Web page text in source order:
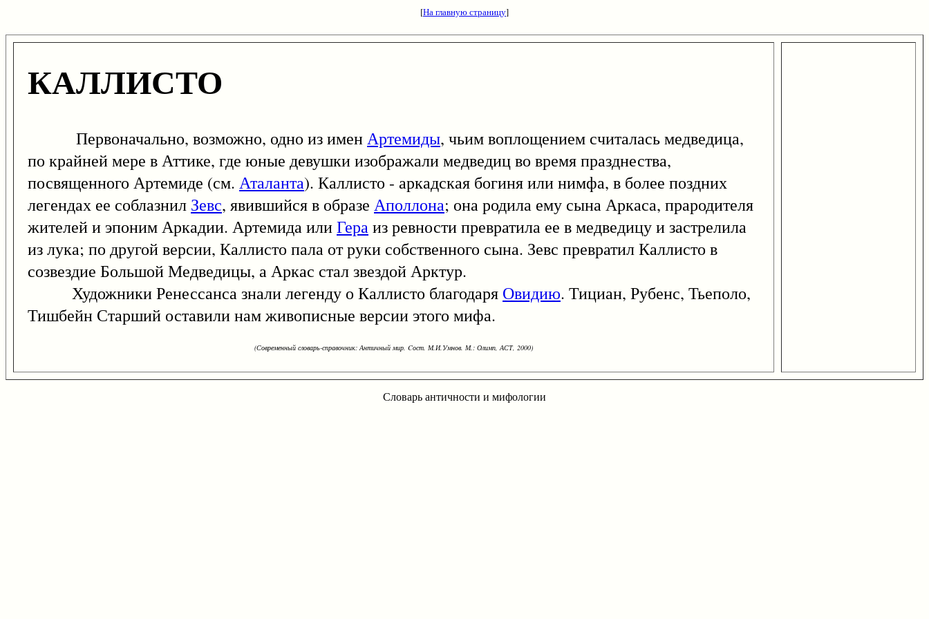
[На главную страницу]
КАЛЛИСТО
Первоначально, возможно, одно из именАртемиды, чьим воплощением считалась медведица,
по крайней мере в Аттике, где юные девушки изображали медведиц во время празднества,
посвященного Артемиде (см. Аталанта). Каллисто - аркадская богиня или нимфа, в более поздних
легендах ее соблазнил Зевс, явившийся в образе Аполлона; она родила ему сына Аркаса, прародителя
жителей и эпоним Аркадии. Артемида илиГераиз ревности превратила ее в медведицу и застрелила
из лука; по другой версии, Каллисто пала от руки собственного сына. Зевс превратил Каллисто в
созвездие Большой Медведицы, а Аркас стал звездой Арктур.
Художники Ренессанса знали легенду о Каллисто благодаря Овидию. Тициан, Рубенс, Тьеполо,
Тишбейн Старший оставили нам живописные версии этого мифа.
(Современный словарь-справочник: Античный мир. Cост. М.И.Умнов. М.: Олимп, АСТ, 2000)
Словарь античности и мифологии